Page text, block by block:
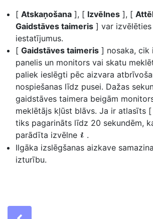
[ Atskaņošana ], [ Izvēlnes ], [
Gaidstāves taimeris ] var
iestatījumus.
[ Gaidstāves taimeris ] nosaka, cik
panelis un monitors vai skatu
paliek ieslēgti pēc aizvara
nospiešanas līdz pusei. Dažas
gaidstāves taimera beigām
meklētājs kļūst blāvs. Ja ir atlasīts [
tiks pagarināts līdz 20 sekundēm,
parādīta izvēlne i .
Ilgāka izslēgšanas aizkave
izturību.